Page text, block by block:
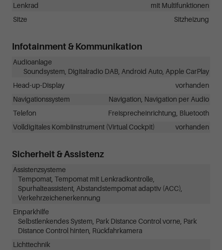
Lenkrad
mit Multifunktionen
Sitze
Sitzheizung
Infotainment & Kommunikation
Audioanlage
Soundsystem, Digitalradio DAB, Android Auto, Apple CarPlay
Head-up-Display
vorhanden
Navigationssystem
Navigation, Navigation per Audio
Telefon
Freisprecheinrichtung, Bluetooth
Volldigitales Kombiinstrument (Virtual Cockpit)
vorhanden
Sicherheit & Assistenz
Assistenzsysteme
Tempomat, Tempomat mit Lenkradkontrolle,
Spurhalteassistent, Abstandstempomat adaptiv (ACC),
Verkehrzeichenerkennung
Einparkhilfe
Selbstlenkendes System, Park Distance Control vorne, Park
Distance Control hinten, Rückfahrkamera
Lichttechnik